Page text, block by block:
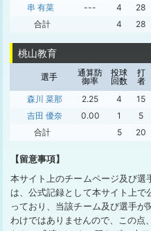
串 有菜
--- 4 28
合計
4 28
桃山教育
選手
通算防
御率
投球
回数
打
者
森川 菜那
2.25 4 15
吉田 優奈
0.00 1 5
合計
5 20
【留意事項】
本サイト上のチームページ及び選
は、公式記録として本サイト上で
っており、当該チーム及び選手
わけではありませんので、この点